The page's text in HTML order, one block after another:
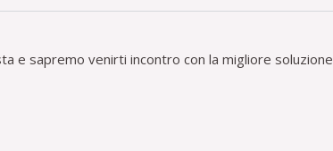
e sapremo venirti incontro con la migliore soluzione